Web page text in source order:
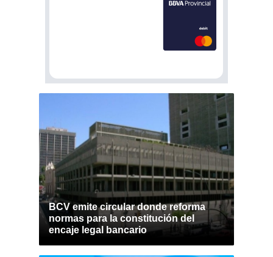
BCV emite circular donde reforma
normas para la constitución del
encaje legal bancario